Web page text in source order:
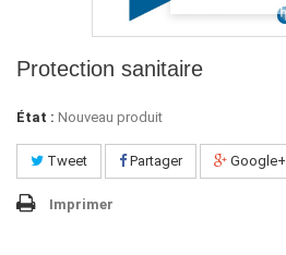
Protection sanitaire
État : Nouveau produit
Tweet Partager Google+
Imprimer